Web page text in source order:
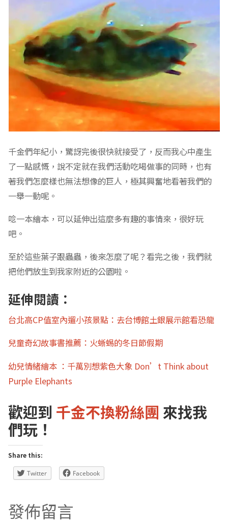
千金們年紀小，驚訝完後很快就接受了，反而我心中產生
了一點感慨，說不定就在我們活動吃喝做事的同時，也有
著我們怎麼樣也無法想像的巨人，極其興奮地看著我們的
一舉一動呢。
唸一本繪本，可以延伸出這麼多有趣的事情來，很好玩
吧。
至於這些葉子跟蟲蟲，後來怎麼了呢？看完之後，我們就
把他們放生到我家附近的公園啦。
延伸閱讀：
台北高CP值室內遛小孩景點：去台博館土銀展示館看恐龍
兒童奇幻故事書推薦：火蜥蜴的冬日節假期
幼兒情緒繪本 ：千萬別想紫色大象 Don’t Think about
Purple Elephants
歡迎到 千金不換粉絲團 來找我
們玩！
Share this:
Twitter Facebook
發佈留言